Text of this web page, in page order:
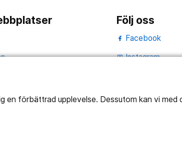
förbättrad upplevelse. Dessutom kan vi med
Följ oss
Facebook
portraitInstagram